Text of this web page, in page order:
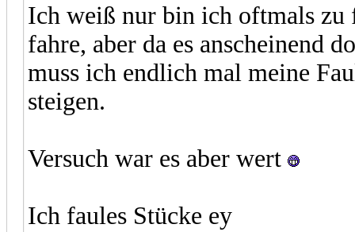
Ich weiß nur bin ich oftmals zu
fahre, aber da es anscheinend
muss ich endlich mal meine
steigen.
Versuch war es aber wert
Ich faules Stücke ey